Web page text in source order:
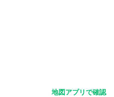
地図アプリで確認